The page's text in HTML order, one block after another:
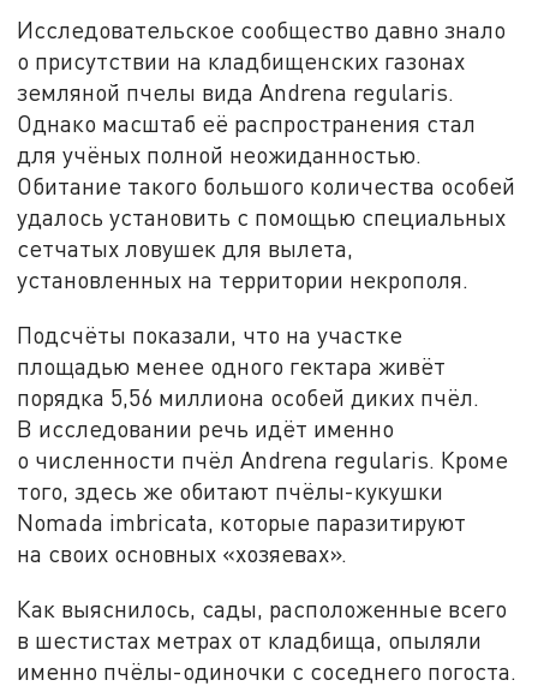
Исследовательское сообщество давно знало
о присутствии на кладбищенских газонах
земляной пчелы вида Andrena regularis.
Однако масштаб её распространения стал
для учёных полной неожиданностью.
Обитание такого большого количества особей
удалось установить с помощью специальных
сетчатых ловушек для вылета,
установленных на территории некрополя.
Подсчёты показали, что на участке
площадью менее одного гектара живёт
порядка 5,56 миллиона особей диких пчёл.
В исследовании речь идёт именно
о численности пчёл Andrena regularis. Кроме
того, здесь же обитают пчёлы-кукушки
Nomada imbricata, которые паразитируют
на своих основных «хозяевах».
Как выяснилось, сады, расположенные всего
в шестистах метрах от кладбища, опыляли
именно пчёлы-одиночки с соседнего погоста.